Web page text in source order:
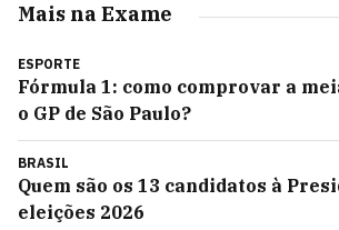
Mais na Exame
ESPORTE
Fórmula 1: como comprovar a
o GP de São Paulo?
BRASIL
Quem são os 13 candidatos à
eleições 2026